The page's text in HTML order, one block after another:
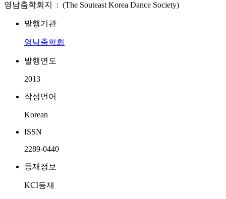
영남춤학회지 : (The Souteast Korea Dance Society)
발행기관
영남춤학회
발행연도
2013
작성언어
Korean
ISSN
2289-0440
등재정보
KCI등재